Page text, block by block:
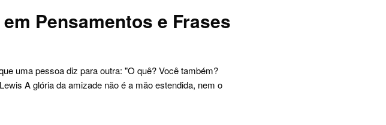
Pensamentos e Frases
uma pessoa diz para outra: "O quê? Você também?
A glória da amizade não é a mão estendida, nem o